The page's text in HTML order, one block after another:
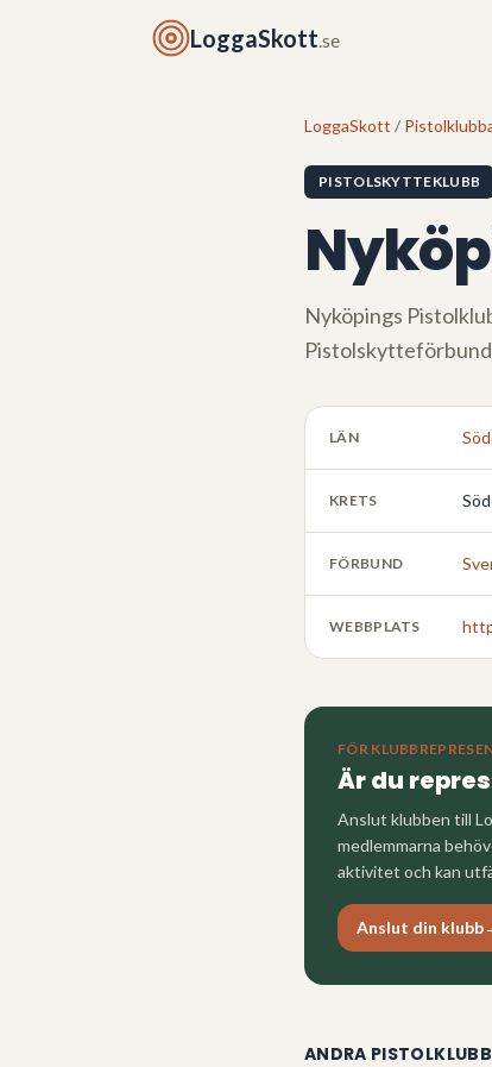
LoggaSkott.se
LoggaSkott /
PISTOLSKYTTEKLUBB
Nyköpings
LÄN
KRETS
FÖRBUND
WEBBPLATS
FÖR
Är du
Anslut klubben till
medlemmarna
aktivitet och kan
Anslut din klubb
ANDRA